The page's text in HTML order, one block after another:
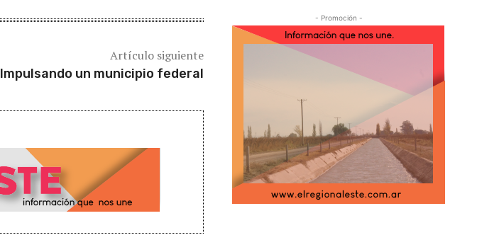
Artículo siguiente
Impulsando un municipio federal
- Promoción -